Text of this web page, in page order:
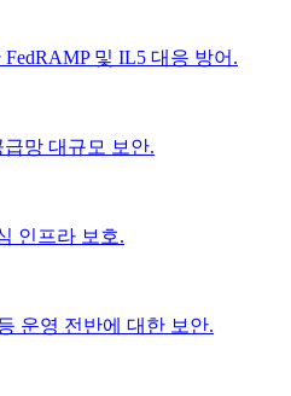
및 IL5 대응 방어.
망 대규모 보안.
인프라 보호.
운영 전반에 대한 보안.